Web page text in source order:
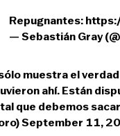
Repugnantes:
— Sebastián Gray
muestra el
ahí. Están
que debemos
September 11,